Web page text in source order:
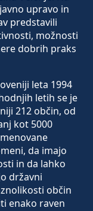
upravo in
predstavili
možnosti
dobrih praks
leta 1994
letih se je
212 občin, od
kot 5000
da imajo
in da lahko
državni
občin
enako raven